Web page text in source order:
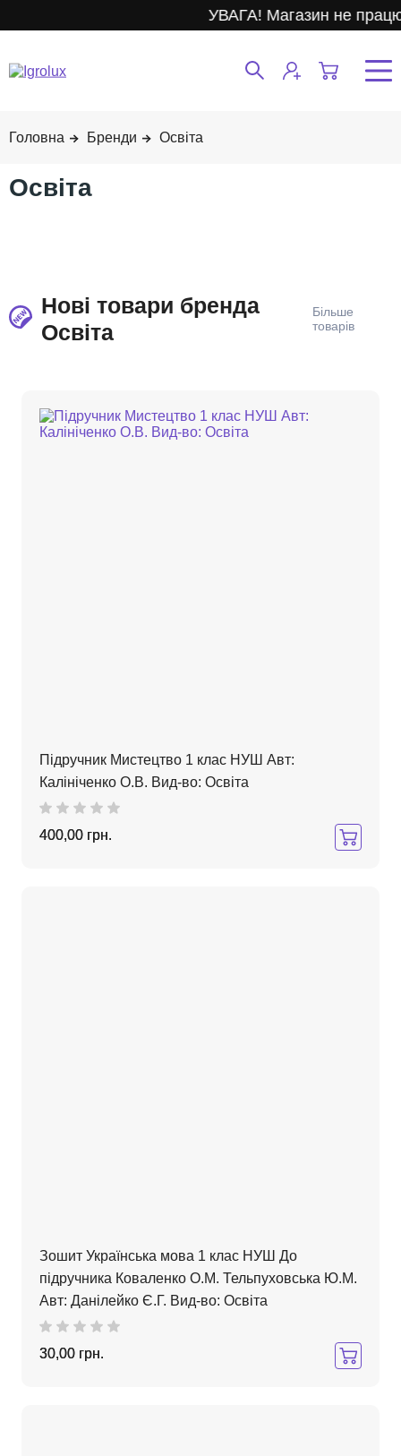
УВАГА! Магазин не
Бренди Освіта
Освіта
Нові товари бренда
Освіта
Підручник Мистецтво 1 клас НУШ Авт:
Калініченко О.В. Вид-во: Освіта
400,00 грн.
Зошит Українська мова 1 клас НУШ До
підручника Коваленко О.М. Тельпуховська Ю.М.
Авт: Данілейко Є.Г. Вид-во: Освіта
30,00 грн.